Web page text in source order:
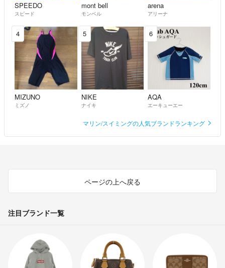
SPEEDO
スピード
mont bell
モンベル
arena
アリーナ
4
MIZUNO
ミズノ
5
NIKE
ナイキ
6
AQA
エーキューエー
マリン/スイミングの人気ブランドランキング
ページの上へ戻る
注目ブランド一覧